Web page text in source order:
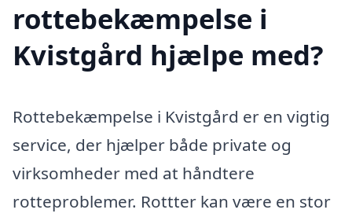
rottebekæmpelse i
Kvistgård hjælpe med?
Rottebekæmpelse i Kvistgård er en vigtig
service, der hjælper både private og
virksomheder med at håndtere
rotteproblemer. Rottter kan være en stor